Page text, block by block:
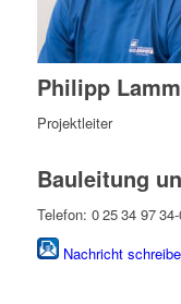
Philipp
Projektleiter
Bauleitung
Telefon: 0 25 34 97
Nachricht